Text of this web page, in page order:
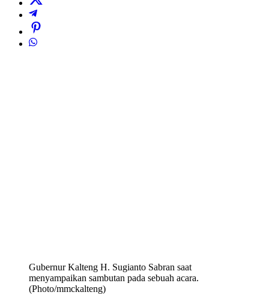
Gubernur Kalteng H. Sugianto Sabran saat
menyampaikan sambutan pada sebuah acara.
(Photo/mmckalteng)